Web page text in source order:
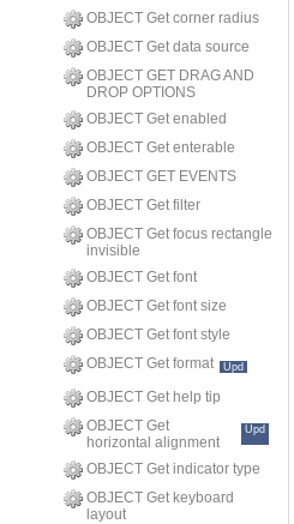
OBJECT Get corner radius
OBJECT Get data source
OBJECT GET DRAG AND
DROP OPTIONS
OBJECT Get enabled
OBJECT Get enterable
OBJECT GET EVENTS
OBJECT Get filter
OBJECT Get focus rectangle
invisible
OBJECT Get font
OBJECT Get font size
OBJECT Get font style
OBJECT Get format
Upd
OBJECT Get help tip
OBJECT Get
horizontal alignment
Upd
OBJECT Get indicator type
OBJECT Get keyboard
layout